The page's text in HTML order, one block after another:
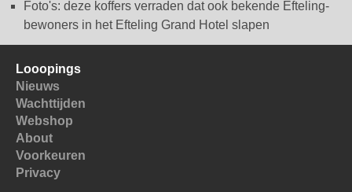
Foto's: deze koffers verraden dat ook bekende Efteling-
bewoners in het Efteling Grand Hotel slapen
Looopings
Nieuws
Wachttijden
Webshop
About
Voorkeuren
Privacy